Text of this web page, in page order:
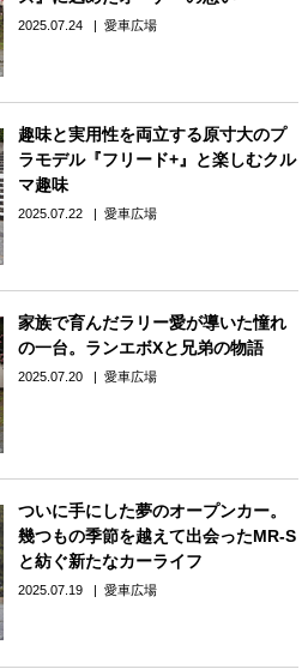
2025.07.24 愛車広場
趣味と実用性を両立する原寸大のプ
ラモデル『フリード+』と楽しむクル
マ趣味
2025.07.22 愛車広場
家族で育んだラリー愛が導いた憧れ
の一台。ランエボXと兄弟の物語
2025.07.20 愛車広場
ついに手にした夢のオープンカー。
幾つもの季節を越えて出会ったMR-S
と紡ぐ新たなカーライフ
2025.07.19 愛車広場